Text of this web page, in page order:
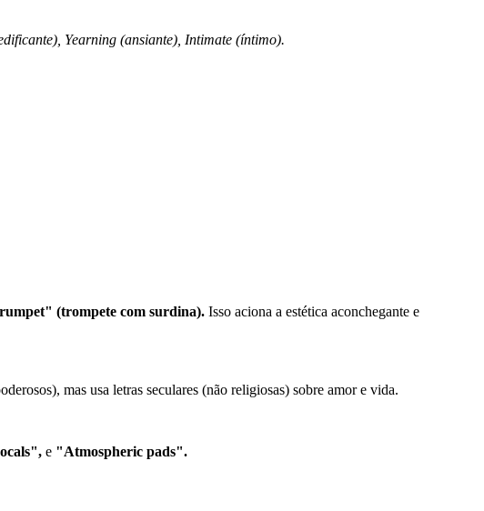
Yearning (ansiante), Intimate (íntimo).
(trompete com surdina). Isso aciona a estética aconchegante e
mas usa letras seculares (não religiosas) sobre amor e vida.
e "Atmospheric pads".